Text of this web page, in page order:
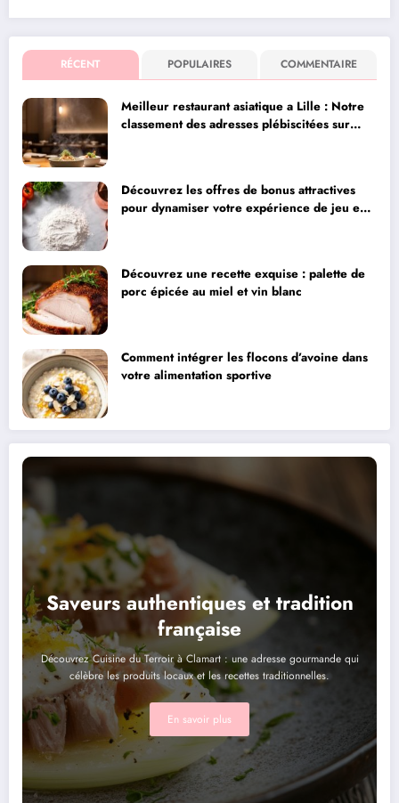
RÉCENT POPULAIRES COMMENTAIRE
Meilleur restaurant asiatique a Lille : Notre
classement des adresses plébiscitées sur
Découvrez les offres de bonus attractives
pour dynamiser votre expérience de jeu en
Découvrez une recette exquise : palette de
porc épicée au miel et vin blanc
Comment intégrer les flocons d’avoine dans
votre alimentation sportive
Saveurs authentiques et tradition
française
Découvrez Cuisine du Terroir à Clamart : une adresse gourmande qui
célèbre les produits locaux et les recettes traditionnelles.
En savoir plus